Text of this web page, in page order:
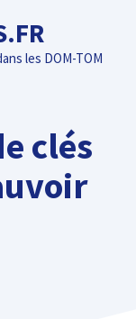
les DOM-TOM
clés